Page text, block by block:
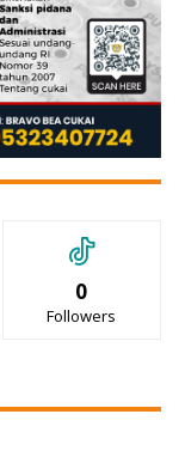
0
Followers